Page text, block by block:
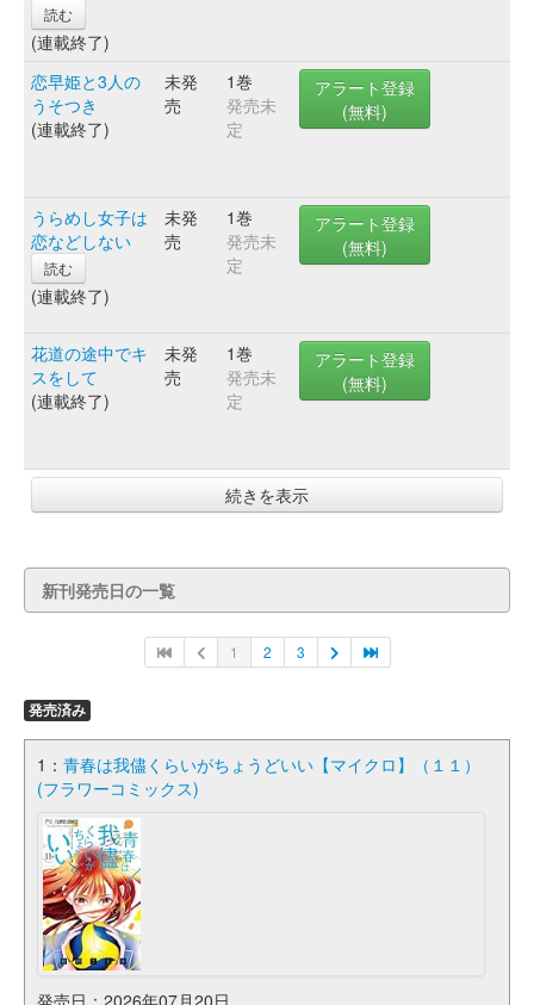
読む
(連載終了)
恋早姫と3人の
うそつき
(連載終了)
未発
売
1巻
発売未
定
アラート登録
(無料)
うらめし女子は
恋などしない
読む
(連載終了)
未発
売
1巻
発売未
定
アラート登録
(無料)
花道の途中でキ
スをして
(連載終了)
未発
売
1巻
発売未
定
アラート登録
(無料)
続きを表示
新刊発売日の一覧
1 2 3
発売済み
1： 青春は我儘くらいがちょうどいい【マイクロ】（１１）
(フラワーコミックス)
発売日：2026年07月20日